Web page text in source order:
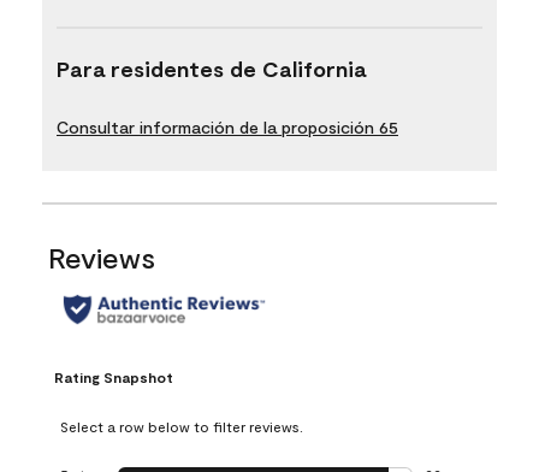
Para residentes de California
Consultar información de la proposición 65
Reviews
Rating Snapshot
Select a row below to filter reviews.